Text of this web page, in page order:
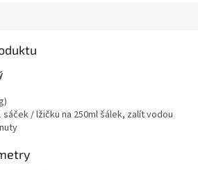
sáček / lžičku na 250ml šálek, zalít vodou